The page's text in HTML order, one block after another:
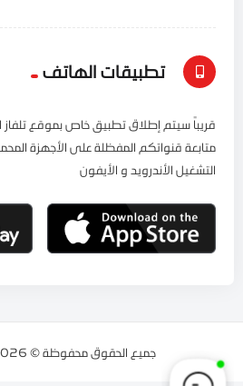
تطبيقات الهاتف
قريباً سيتم إطلاق تطبيق خاص بموقع تلفاز
متابعة قنواتكم المفظلة على الأجهزة
التشغيل الأندرويد و الأيفون
جميع الحقوق محفوظة © 2026. لـ